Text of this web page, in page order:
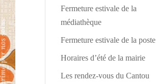
Fermeture estivale de la
médiathèque
Fermeture estivale de la poste
Horaires d’été de la mairie
Les rendez-vous du Cantou